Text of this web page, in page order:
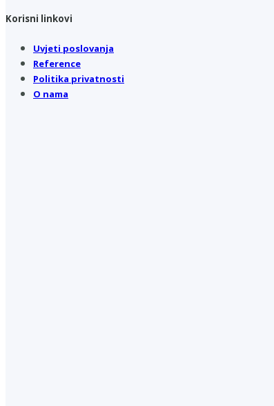
Korisni linkovi
Uvjeti poslovanja
Reference
Politika privatnosti
O nama